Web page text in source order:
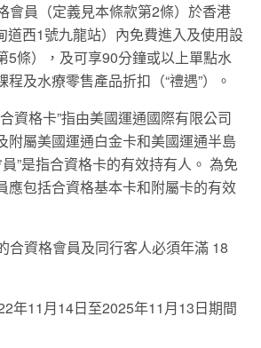
會員（定義見本條款第2條）於香港
道西1號九龍站）內免費進入及使用設
5條），及可享90分鐘或以上單點水
及水療零售產品折扣（“禮遇”）。
資格卡”指由美國運通國際有限公司
附屬美國運通白金卡和美國運通半島
”是指合資格卡的有效持有人。 為免
應包括合資格基本卡和附屬卡的有效
合資格會員及同行客人必須年滿 18
年11月14日至2025年11月13日期間